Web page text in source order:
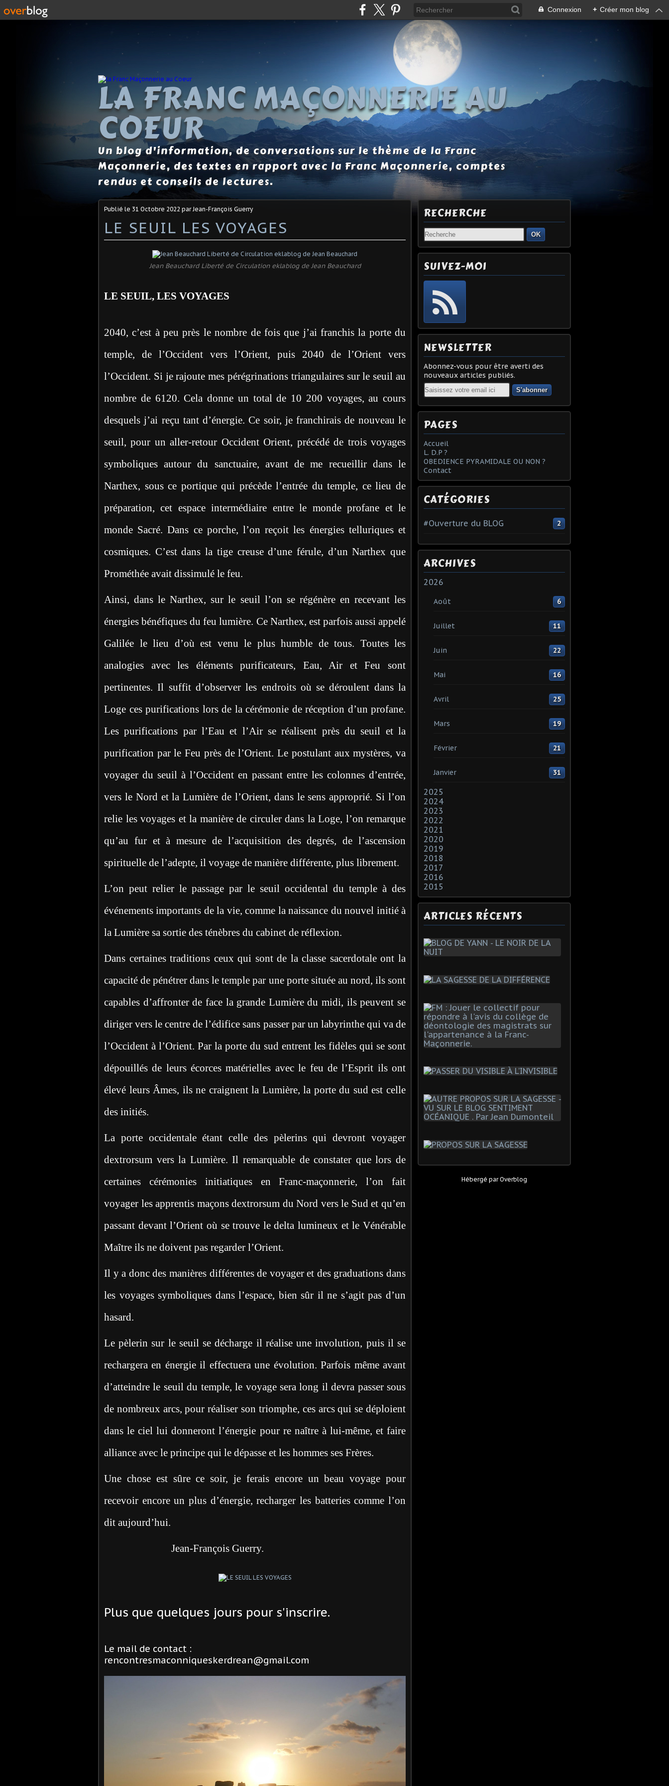
Connexion + Créer mon blog
LA FRANC MAÇONNERIE AU
COEUR
Un blog d'information, de conversations sur le thème de la Franc
Maçonnerie, des textes en rapport avec la Franc Maçonnerie, comptes
rendus et conseils de lectures.
Publié le 31 Octobre 2022 par Jean-François Guerry
LE SEUIL LES VOYAGES
Jean Beauchard Liberté de Circulation eklablog de Jean Beauchard
LE SEUIL, LES VOYAGES
2040, c’est à peu près le nombre de fois que j’ai franchis la porte du
temple, de l’Occident vers l’Orient, puis 2040 de l’Orient vers
l’Occident. Si je rajoute mes pérégrinations triangulaires sur le seuil au
nombre de 6120. Cela donne un total de 10 200 voyages, au cours
desquels j’ai reçu tant d’énergie. Ce soir, je franchirais de nouveau le
seuil, pour un aller-retour Occident Orient, précédé de trois voyages
symboliques autour du sanctuaire, avant de me recueillir dans le
Narthex, sous ce portique qui précède l’entrée du temple, ce lieu de
préparation, cet espace intermédiaire entre le monde profane et le
monde Sacré. Dans ce porche, l’on reçoit les énergies telluriques et
cosmiques. C’est dans la tige creuse d’une férule, d’un Narthex que
Prométhée avait dissimulé le feu.
Ainsi, dans le Narthex, sur le seuil l’on se régénère en recevant les
énergies bénéfiques du feu lumière. Ce Narthex, est parfois aussi appelé
Galilée le lieu d’où est venu le plus humble de tous. Toutes les
analogies avec les éléments purificateurs, Eau, Air et Feu sont
pertinentes. Il suffit d’observer les endroits où se déroulent dans la
Loge ces purifications lors de la cérémonie de réception d’un profane.
Les purifications par l’Eau et l’Air se réalisent près du seuil et la
purification par le Feu près de l’Orient. Le postulant aux mystères, va
voyager du seuil à l’Occident en passant entre les colonnes d’entrée,
vers le Nord et la Lumière de l’Orient, dans le sens approprié. Si l’on
relie les voyages et la manière de circuler dans la Loge, l’on remarque
qu’au fur et à mesure de l’acquisition des degrés, de l’ascension
spirituelle de l’adepte, il voyage de manière différente, plus librement.
L’on peut relier le passage par le seuil occidental du temple à des
événements importants de la vie, comme la naissance du nouvel initié à
la Lumière sa sortie des ténèbres du cabinet de réflexion.
Dans certaines traditions ceux qui sont de la classe sacerdotale ont la
capacité de pénétrer dans le temple par une porte située au nord, ils sont
capables d’affronter de face la grande Lumière du midi, ils peuvent se
diriger vers le centre de l’édifice sans passer par un labyrinthe qui va de
l’Occident à l’Orient. Par la porte du sud entrent les fidèles qui se sont
dépouillés de leurs écorces matérielles avec le feu de l’Esprit ils ont
élevé leurs Âmes, ils ne craignent la Lumière, la porte du sud est celle
des initiés.
La porte occidentale étant celle des pèlerins qui devront voyager
dextrorsum vers la Lumière. Il remarquable de constater que lors de
certaines cérémonies initiatiques en Franc-maçonnerie, l’on fait
voyager les apprentis maçons dextrorsum du Nord vers le Sud et qu’en
passant devant l’Orient où se trouve le delta lumineux et le Vénérable
Maître ils ne doivent pas regarder l’Orient.
Il y a donc des manières différentes de voyager et des graduations dans
les voyages symboliques dans l’espace, bien sûr il ne s’agit pas d’un
hasard.
Le pèlerin sur le seuil se décharge il réalise une involution, puis il se
rechargera en énergie il effectuera une évolution. Parfois même avant
d’atteindre le seuil du temple, le voyage sera long il devra passer sous
de nombreux arcs, pour réaliser son triomphe, ces arcs qui se déploient
dans le ciel lui donneront l’énergie pour re naître à lui-même, et faire
alliance avec le principe qui le dépasse et les hommes ses Frères.
Une chose est sûre ce soir, je ferais encore un beau voyage pour
recevoir encore un plus d’énergie, recharger les batteries comme l’on
dit aujourd’hui.
Jean-François Guerry.
Plus que quelques jours pour s'inscrire.
Le mail de contact :
rencontresmaconniqueskerdrean@gmail.com
RECHERCHE
OK
SUIVEZ-MOI
NEWSLETTER
Abonnez-vous pour être averti des
nouveaux articles publiés.
Email
PAGES
Accueil
L. D.P ?
OBEDIENCE PYRAMIDALE OU NON ?
Contact
CATÉGORIES
#Ouverture du BLOG 2
ARCHIVES
2026
Août 6
Juillet 11
Juin 22
Mai 16
Avril 25
Mars 19
Février 21
Janvier 31
2025
2024
2023
2022
2021
2020
2019
2018
2017
2016
2015
ARTICLES RÉCENTS
Hébergé parOverblog